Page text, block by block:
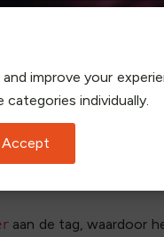
te voegen, voegt u
aan de tag, waardoor
improve your
individually.
Accept